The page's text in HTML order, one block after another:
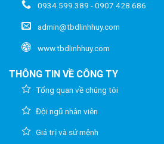
0934.599.389 - 0907.428.686
admin@tbdlinhhuy.com
www.tbdlinhhuy.com
THÔNG TIN VỀ CÔNG TY
Tổng quan về chúng tôi
Đội ngũ nhân viên
Giá trị và sứ mệnh